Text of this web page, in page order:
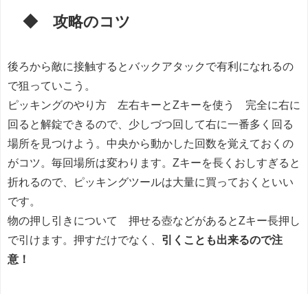
◆ 攻略のコツ
後ろから敵に接触するとバックアタックで有利になれるの
で狙っていこう。
ピッキングのやり方 左右キーとZキーを使う 完全に右に
回ると解錠できるので、少しづつ回して右に一番多く回る
場所を見つけよう。中央から動かした回数を覚えておくの
がコツ。毎回場所は変わります。Zキーを長くおしすぎると
折れるので、ピッキングツールは大量に買っておくといい
です。
物の押し引きについて 押せる壺などがあるとZキー長押し
で引けます。押すだけでなく、 引くことも出来るので注
意！